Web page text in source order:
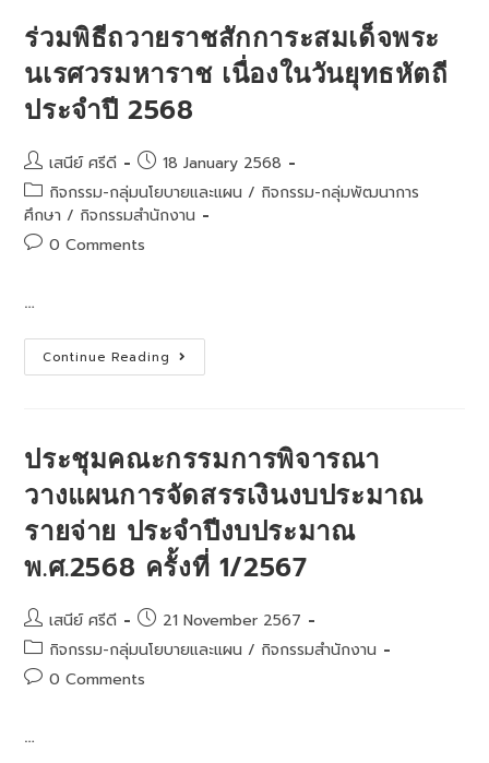
กลุ่ม
โครงการ
พัฒนาการ
จัดการ
ศึกษา
ใน
ภูมิภาค
ศึกษาธิการ
1
ร่วมพิธีถวายราชสักการะสมเด็จพระ
นเรศวรมหาราช เนื่องในวันยุทธหัตถี
ประจำปี 2568
Post
author:
เสนีย์ ศรีดี
Post
published:
18 January 2568
Post
category:
กิจกรรม-กลุ่มนโยบายและแผน / กิจกรรม-กลุ่มพัฒนาการ
ศึกษา / กิจกรรมสำนักงาน
Post0 Comments
…
Continue Reading ร่วม
พิธี
ระ
สมเด็จ
พระ
นเรศวร
มหาราช
เนื่อง
ใน
วัน
ยุทธหัตถี
2568
ประชุมคณะกรรมการพิจารณา
วางแผนการจัดสรรเงินงบประมาณ
รายจ่าย ประจำปีงบประมาณ
พ.ศ.2568 ครั้งที่ 1/2567
Post
author:
เสนีย์ ศรีดี
Post
published:
21 November 2567
Post
category:
กิจกรรม-กลุ่มนโยบายและแผน / กิจกรรมสำนักงาน
Post0 Comments
…